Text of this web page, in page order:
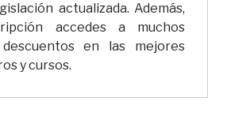
actualizada. Además,
accedes a muchos
en las mejores
y cursos.